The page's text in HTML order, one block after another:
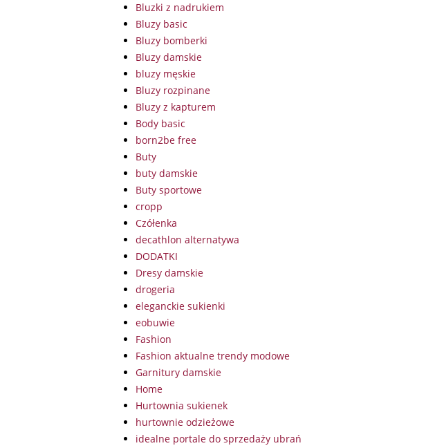
Bluzki z nadrukiem
Bluzy basic
Bluzy bomberki
Bluzy damskie
bluzy męskie
Bluzy rozpinane
Bluzy z kapturem
Body basic
born2be free
Buty
buty damskie
Buty sportowe
cropp
Czółenka
decathlon alternatywa
DODATKI
Dresy damskie
drogeria
eleganckie sukienki
eobuwie
Fashion
Fashion aktualne trendy modowe
Garnitury damskie
Home
Hurtownia sukienek
hurtownie odzieżowe
idealne portale do sprzedaży ubrań